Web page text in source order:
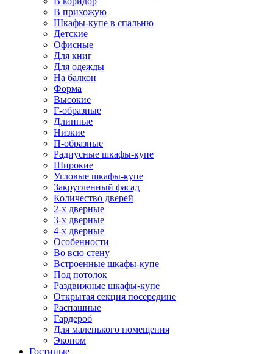
В прихожую
Шкафы-купе в спальню
Детские
Офисные
Для книг
Для одежды
На балкон
Форма
Высокие
Г-образные
Длинные
Низкие
П-образные
Радиусные шкафы-купе
Широкие
Угловые шкафы-купе
Закругленный фасад
Количество дверей
2-х дверные
3-х дверные
4-х дверные
Особенности
Во всю стену
Встроенные шкафы-купе
Под потолок
Раздвижные шкафы-купе
Открытая секция посередине
Распашные
Гардероб
Для маленького помещения
Эконом
Гостиные